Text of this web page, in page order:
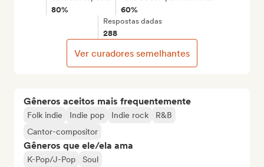
Gêneros aceitos mais frequentemente
Folk indie Indie pop Indie rock
R&B
Cantor-compositor
Gêneros que ele/ela ama
K-Pop/J-Pop Soul
80% 60%
Respostas dadas
288
Ver curadores semelhantes